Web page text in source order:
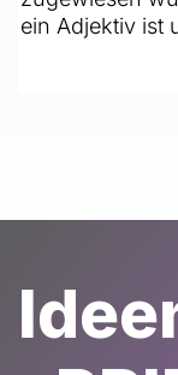
ein Adjektiv ist